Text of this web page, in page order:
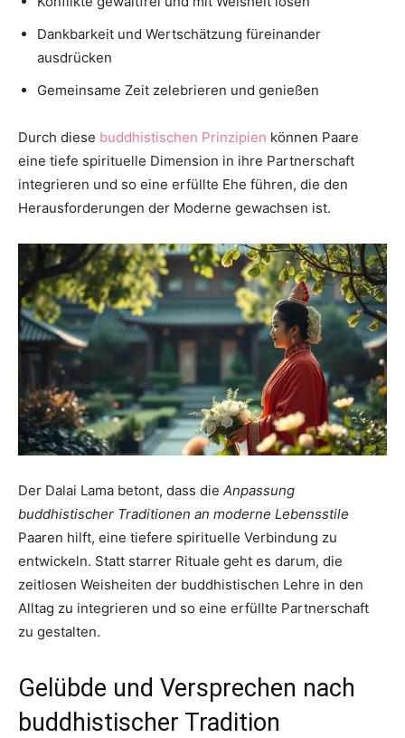
Dankbarkeit und Wertschätzung füreinander
ausdrücken
Gemeinsame Zeit zelebrieren und genießen
Durch diese buddhistischen Prinzipien können Paare
eine tiefe spirituelle Dimension in ihre Partnerschaft
integrieren und so eine erfüllte Ehe führen, die den
Herausforderungen der Moderne gewachsen ist.
Der Dalai Lama betont, dass die Anpassung
buddhistischer Traditionen an moderne Lebensstile
Paaren hilft, eine tiefere spirituelle Verbindung zu
entwickeln. Statt starrer Rituale geht es darum, die
zeitlosen Weisheiten der buddhistischen Lehre in den
Alltag zu integrieren und so eine erfüllte Partnerschaft
zu gestalten.
Gelübde und Versprechen nach
buddhistischer Tradition